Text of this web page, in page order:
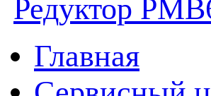
Редуктор
Главная